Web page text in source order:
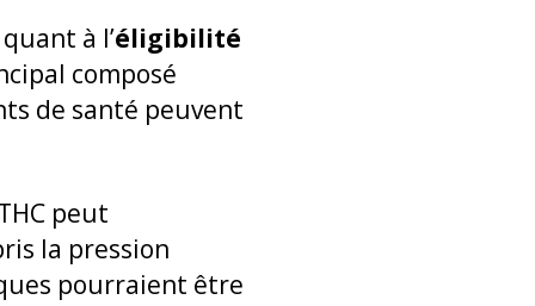
à l’éligibilité
composé
de santé peuvent
peut
la pression
pourraient être